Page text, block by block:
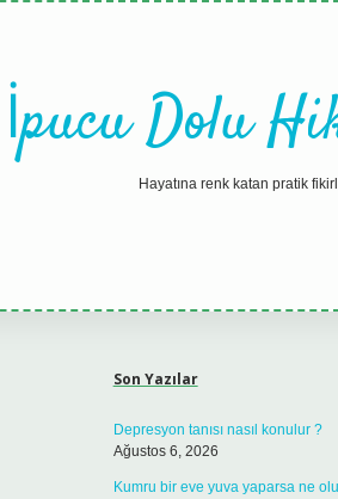
İpucu Dolu
Hayatına renk katan pratik
Son Yazılar
Depresyon tanısı nasıl konulur ?
Ağustos 6, 2026
Kumru bir eve yuva yaparsa ne